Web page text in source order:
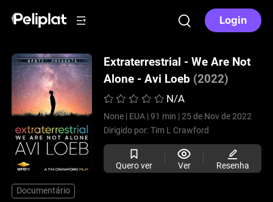
Login
Extraterrestrial - We Are Not
Alone - Avi Loeb (2022)
N/A
None | EUA | 91 min | 25 de Nov de 2022
Dirigido por:Tim L Crawford
Quero ver Ver Resenha
Documentário